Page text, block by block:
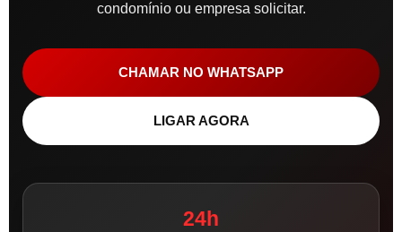
condomínio ou empresa solicitar.
CHAMAR NO WHATSAPP
LIGAR AGORA
24h